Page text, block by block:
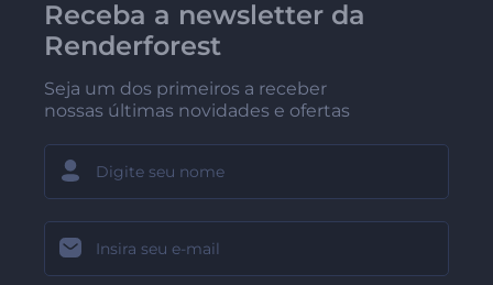
Receba a newsletter da
Renderforest
Seja um dos primeiros a receber
nossas últimas novidades e ofertas